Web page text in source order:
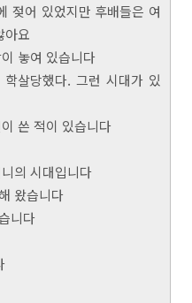
젖어 있었지만 후배들은 여
아요
놓여 있습니다
살당했다. 그런 시대가 있
쓴 적이 있습니다
의 시대입니다
왔습니다
니다